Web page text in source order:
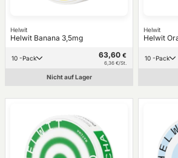
Helwit
Helwit Banana 3,5mg
10 -Pack 63,60 €
6,36 €/St.
Nicht auf Lager
Helwit
Helwit
10 -Pack